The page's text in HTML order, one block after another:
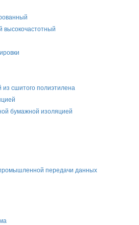
высокочастотный
сшитого полиэтилена
бумажной изоляцией
передачи данных